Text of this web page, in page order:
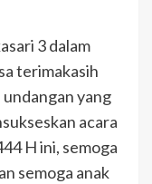
3 dalam
terimakasih
yang
acara
H ini, semoga
semoga anak